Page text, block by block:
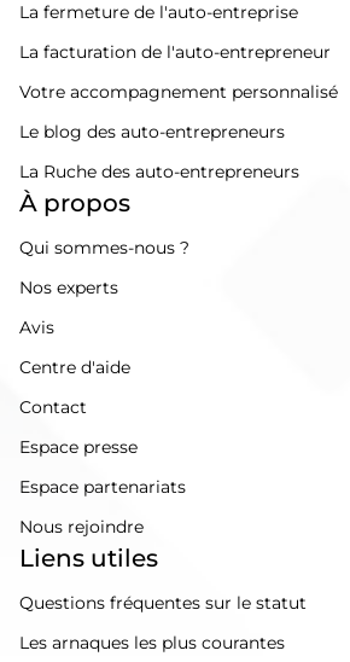
La fermeture de l'auto-entreprise
La facturation de l'auto-entrepreneur
Votre accompagnement personnalisé
Le blog des auto-entrepreneurs
La Ruche des auto-entrepreneurs
À propos
Qui sommes-nous ?
Nos experts
Avis
Centre d'aide
Contact
Espace presse
Espace partenariats
Nous rejoindre
Liens utiles
Questions fréquentes sur le statut
Les arnaques les plus courantes